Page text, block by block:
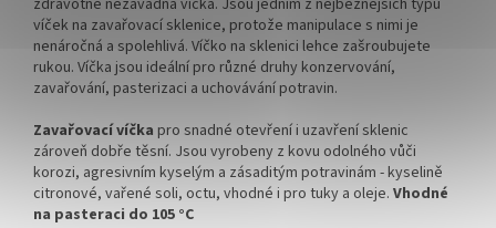
na něj dopravu ZDARMA!
PRO OBJEDNÁVKY KARTONŮ
!!!
Velkoobchodní balení.
zdravotně nezávadná víčka. Jsou jedním z nejběžnějších typů
víček na zavařovací sklenice, protože manipulace s nimi je
nenáročná a spolehlivá. Víčko na sklenici lehce zašroubujete
rukou. Víčka jsou ideální pro různé druhy konzervování,
zavařování, pasterizaci a uchovávání potravin.
Zavařovací víčka pro snadné otevření i uzavření sklenic
zároveň dobře těsní. Jsou vyrobeny z kovu odolného vůči
korozi, agresivním kyselým a zásaditým potravinám - kyselině
citronové, vařené soli, octu, vhodné i pro tuky a oleje. Vhodné
na pasteraci do 105 °C